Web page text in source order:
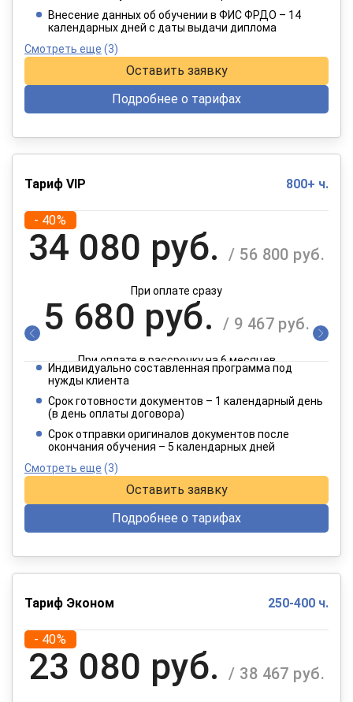
При оплате в рассрочку на 12 месяцев
Внесение данных об обучении в ФИС ФРДО – 14
календарных дней с даты выдачи диплома
Смотреть еще (3)
Оставить заявку
Подробнее о тарифах
Тариф VIP 800+ ч.
- 40%
34 080 руб. / 56 800 руб.
При оплате сразу
5 680 руб. / 9 467 руб.
При оплате в рассрочку на 6 месяцев
2 840 руб. / 4 734 руб.
При оплате в рассрочку на 12 месяцев
Индивидуально составленная программа под
нужды клиента
Срок готовности документов – 1 календарный день
(в день оплаты договора)
Срок отправки оригиналов документов после
окончания обучения – 5 календарных дней
Смотреть еще (3)
Оставить заявку
Подробнее о тарифах
Тариф Эконом 250-400 ч.
- 40%
23 080 руб. / 38 467 руб.